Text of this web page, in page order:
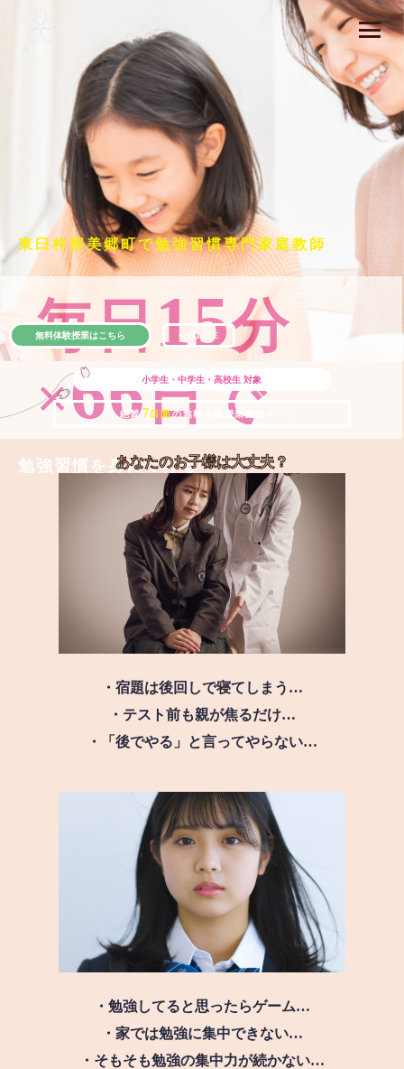
東臼杵郡美郷町で勉強習慣専門家庭教師
毎日15分
×66日で
勉強習慣を身につける
小学生・中学生・高校生 対象
＼ 絶賛 7 日間の無料体験授業実施中!! ／
無料体験授業はこちら 公式LINE
あなたのお子様は大丈夫？
・宿題は後回しで寝てしまう…
・テスト前も親が焦るだけ…
・「後でやる」と言ってやらない…
・勉強してると思ったらゲーム…
・家では勉強に集中できない…
・そもそも勉強の集中力が続かない…